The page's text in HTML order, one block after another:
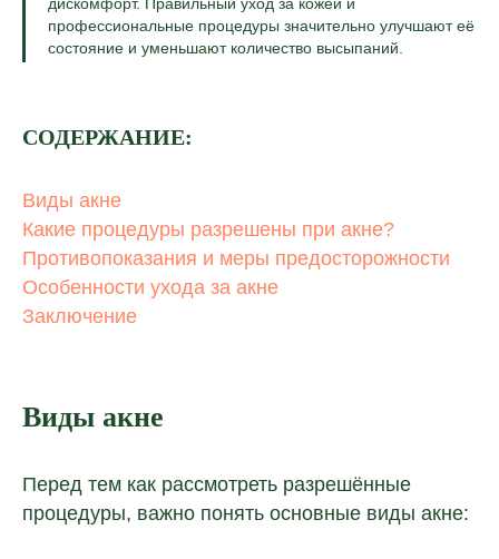
профессиональные процедуры значительно улучшают её
состояние и уменьшают количество высыпаний.
СОДЕРЖАНИЕ:
Виды акне
Какие процедуры разрешены при акне?
Противопоказания и меры предосторожности
Особенности ухода за акне
Заключение
Виды акне
Перед тем как рассмотреть разрешённые
процедуры, важно понять основные виды акне: